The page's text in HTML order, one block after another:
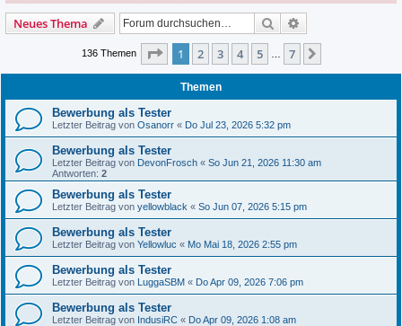
Neues Thema Suche
136 Themen Seite 1von
1 2 3 4 5 7
Themen
Bewerbung als Tester
Letzter Beitrag von Osanorr « Do Jul 23, 2026 5:32 pm
Bewerbung als Tester
Letzter Beitrag von DevonFrosch « So Jun 21, 2026 11:30 am
Antworten: 2
Bewerbung als Tester
Letzter Beitrag von yellowblack « So Jun 07, 2026 5:15 pm
Bewerbung als Tester
Letzter Beitrag von Yellowluc « Mo Mai 18, 2026 2:55 pm
Bewerbung als Tester
Letzter Beitrag von LuggaSBM « Do Apr 09, 2026 7:06 pm
Bewerbung als Tester
Letzter Beitrag von IndusiRC « Do Apr 09, 2026 1:08 am